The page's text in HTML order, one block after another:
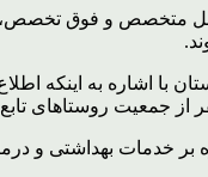
بر خدمات بهداشتی و